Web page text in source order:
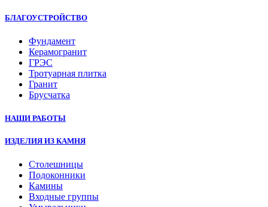
БЛАГОУСТРОЙСТВО
Фундамент
Керамогранит
ГРЭС
Тротуарная плитка
Гранит
Брусчатка
НАШИ РАБОТЫ
ИЗДЕЛИЯ ИЗ КАМНЯ
Столешницы
Подоконники
Камины
Входные группы